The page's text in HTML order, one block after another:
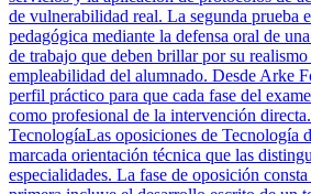
de vulnerabilidad real. La segunda prueba
pedagógica mediante la defensa oral de
de trabajo que deben brillar por su
empleabilidad del alumnado. Desde Arke
perfil práctico para que cada fase del
como profesional de la intervención directa.
TecnologíaLas oposiciones de Tecnología
marcada orientación técnica que las
especialidades. La fase de oposición